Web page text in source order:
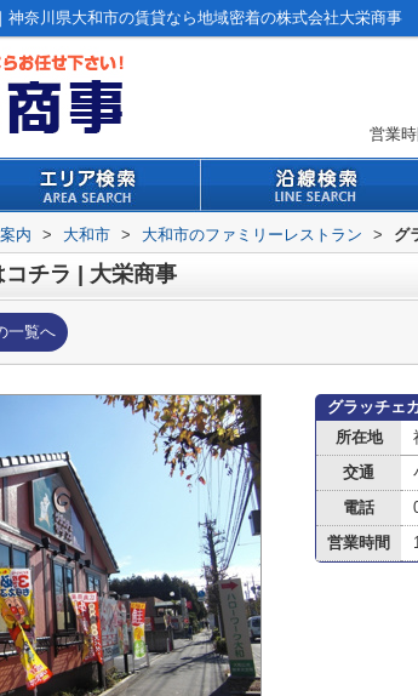
神奈川県大和市の賃貸なら地域密着の株式会社大栄商事
営業
内 > 大和市 > 大和市のファミリーレストラン > グ
チラ | 大栄商事
一覧へ
グラッチェ
所在地
交通
電話
営業時間